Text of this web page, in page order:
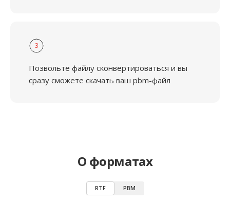
3
Позвольте файлу сконвертироваться и вы
сразу сможете скачать ваш pbm-файл
О форматах
RTF PBM